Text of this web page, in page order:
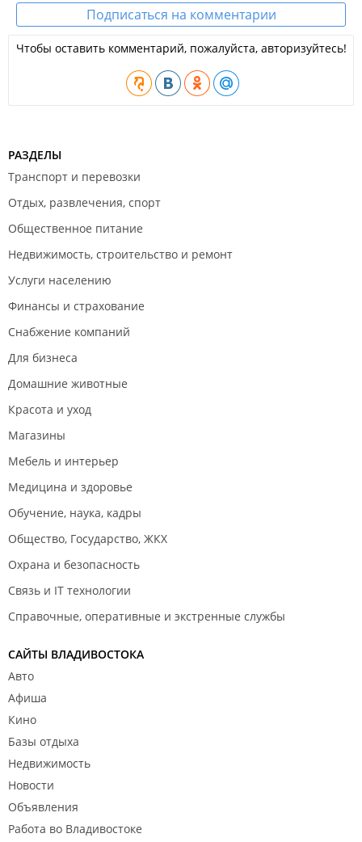
Подписаться на комментарии
Чтобы оставить комментарий, пожалуйста, авторизуйтесь!
РАЗДЕЛЫ
Транспорт и перевозки
Отдых, развлечения, спорт
Общественное питание
Недвижимость, строительство и ремонт
Услуги населению
Финансы и страхование
Снабжение компаний
Для бизнеса
Домашние животные
Красота и уход
Магазины
Мебель и интерьер
Медицина и здоровье
Обучение, наука, кадры
Общество, Государство, ЖКХ
Охрана и безопасность
Связь и IT технологии
Справочные, оперативные и экстренные службы
САЙТЫ ВЛАДИВОСТОКА
Авто
Афиша
Кино
Базы отдыха
Недвижимость
Новости
Объявления
Работа во Владивостоке